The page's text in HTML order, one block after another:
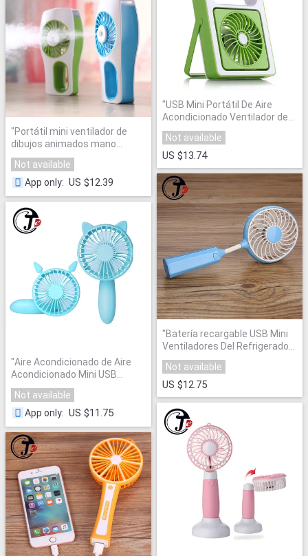
"Portátil mini ventilador de
dibujos animados mano
portable escritorio
rechargerble personal ultra
silencioso ventilador de
humidificación del aire para el
hogar"
Not available
App only: US $12.39
"Aire Acondicionado de Aire
Acondicionado Mini USB
Ventilador de Ventilación
Not available
App only: US $11.75
"USB Mini Portátil De Aire
Acondicionado Ventilador de
Aire Acondicionado
Not available
US $13.74
"Batería recargable USB Mini
Ventiladores Del Refrigerador
de Aire Acondicionado
Not available
US $12.75